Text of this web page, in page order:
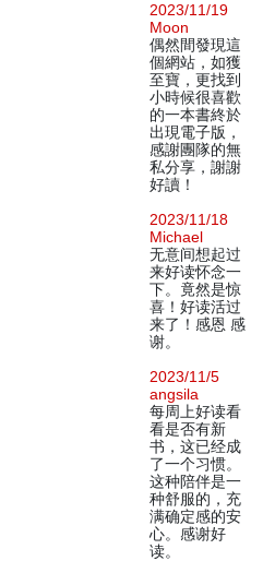
2023/11/19
Moon
偶然間發現這
個網站，如獲
至寶，更找到
小時候很喜歡
的一本書終於
出現電子版，
感謝團隊的無
私分享，謝謝
好讀！
2023/11/18
Michael
无意间想起过
来好读怀念一
下。竟然是惊
喜！好读活过
来了！感恩 感
谢。
2023/11/5
angsila
每周上好读看
看是否有新
书，这已经成
了一个习惯。
这种陪伴是一
种舒服的，充
满确定感的安
心。感谢好
读。